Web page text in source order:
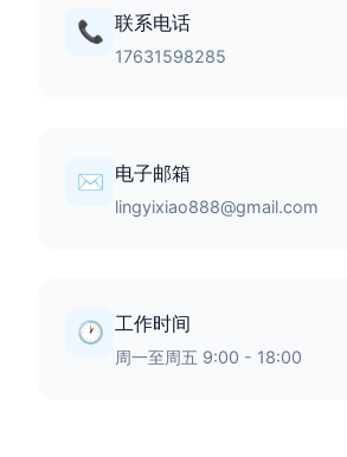
📞 联系电话
17631598285
✉️ 电子邮箱
lingyixiao888@gmail.com
🕐 工作时间
周一至周五 9:00 - 18:00